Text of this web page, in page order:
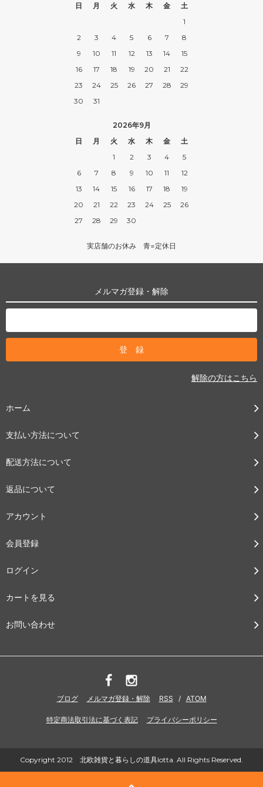
日
月 火 水 木 金
土
1
2
3 4 5 6 7
8
9
10 11 12 13 14
15
16
17 18 19 20 21
22
23
24 25 26 27 28
29
30
31
2026年9月
日
月 火 水 木 金
土
1
2 3 4
5
6
7 8 9 10 11
12
13
14 15 16 17 18
19
20
21 22 23 24 25
26
27
28 29 30
実店舗のお休み 青=定休日
メルマガ登録・解除
解除の方はこちら
ホーム
支払い方法について
配送方法について
返品について
アカウント
会員登録
ログイン
カートを見る
お問い合わせ
ブログ メルマガ登録・解除 RSS / ATOM
特定商法取引法に基づく表記 プライバシーポリシー
Copyright 2012 北欧雑貨と暮らしの道具lotta. All Rights Reserved.